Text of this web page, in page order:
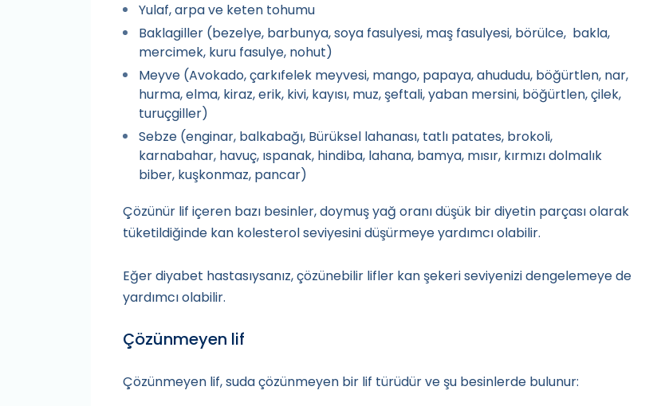
Yulaf, arpa ve keten tohumu
Baklagiller (bezelye, barbunya, soya fasulyesi, maş fasulyesi, börülce, bakla,
mercimek, kuru fasulye, nohut)
Meyve (Avokado, çarkıfelek meyvesi, mango, papaya, ahududu, böğürtlen, nar,
hurma, elma, kiraz, erik, kivi, kayısı, muz, şeftali, yaban mersini, böğürtlen, çilek,
turuçgiller)
Sebze (enginar, balkabağı, Bürüksel lahanası, tatlı patates, brokoli,
karnabahar, havuç, ıspanak, hindiba, lahana, bamya, mısır, kırmızı dolmalık
biber, kuşkonmaz, pancar)
Çözünür lif içeren bazı besinler, doymuş yağ oranı düşük bir diyetin parçası olarak
tüketildiğinde kan kolesterol seviyesini düşürmeye yardımcı olabilir.
Eğer diyabet hastasıysanız, çözünebilir lifler kan şekeri seviyenizi dengelemeye de
yardımcı olabilir.
Çözünmeyen lif
Çözünmeyen lif, suda çözünmeyen bir lif türüdür ve şu besinlerde bulunur: